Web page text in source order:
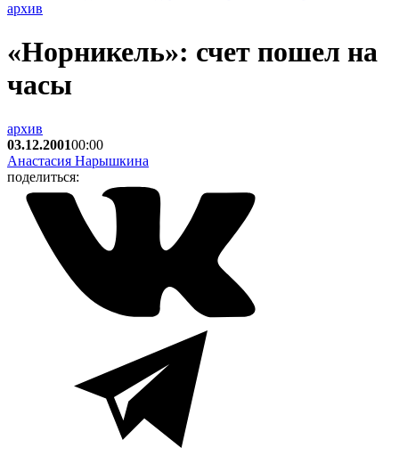
архив
«Норникель»: счет пошел на
часы
архив
03.12.200100:00
Анастасия Нарышкина
поделиться: